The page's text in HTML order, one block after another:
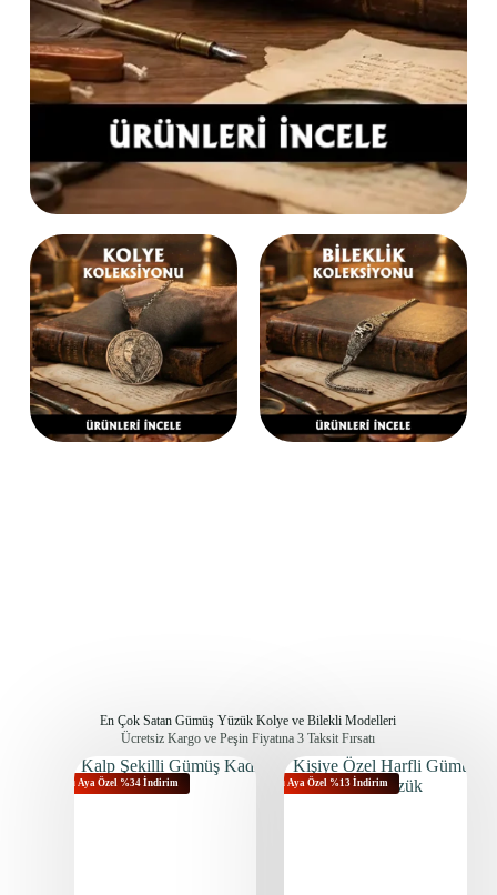
En Çok Satan Gümüş Yüzük Kolye ve Bilekli Modelleri
Ücretsiz Kargo ve Peşin Fiyatına 3 Taksit Fırsatı
Bu Aya Özel %34 İndirim Bu Aya Özel %13 İndirim